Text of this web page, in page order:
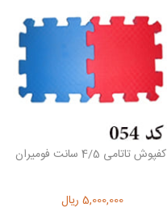
کفپوش تاتامی 4/5 سانت فومیران
5,000,000 ریال